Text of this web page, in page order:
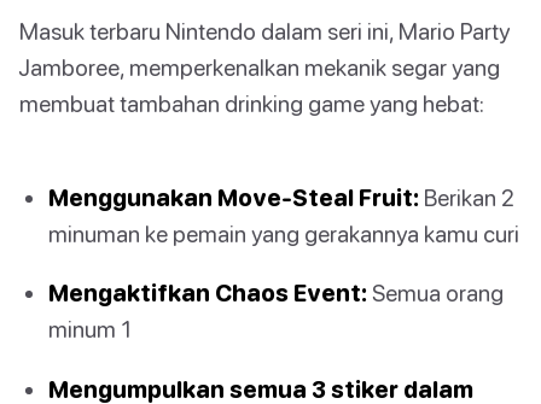
Masuk terbaru Nintendo dalam seri ini, Mario Party
Jamboree, memperkenalkan mekanik segar yang
membuat tambahan drinking game yang hebat:
Menggunakan Move-Steal Fruit: Berikan 2
minuman ke pemain yang gerakannya kamu curi
Mengaktifkan Chaos Event: Semua orang
minum 1
Mengumpulkan semua 3 stiker dalam